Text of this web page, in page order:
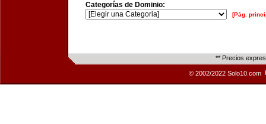
Categorías de Dominio:
[Pág.
** Precios
© 2002/2022 Solo10.com